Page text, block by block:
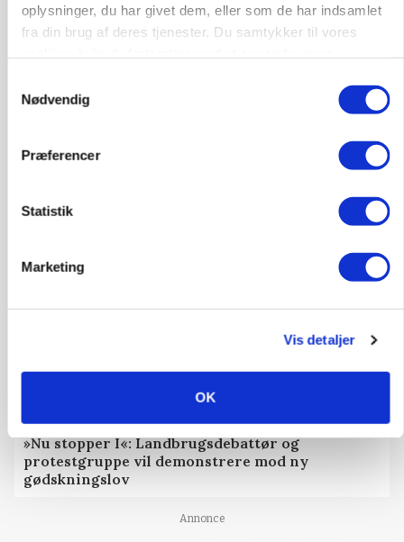
oplysninger, du har givet dem, eller som de har indsamlet
fra din brug af deres tjenester. Du samtykker til vores
Nødvendig
Præferencer
Statistik
Marketing
Vis detaljer
OK
POLITIK
»Nu stopper I«: Landbrugsdebattør og
protestgruppe vil demonstrere mod ny
gødskningslov
Annonce